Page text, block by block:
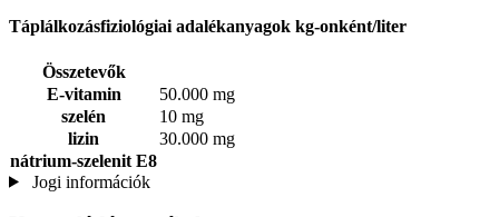
Táplálkozásfiziológiai adalékanyagok kg-onként/liter
Összetevők
E-vitamin
50.000 mg
szelén
10 mg
lizin
30.000 mg
nátrium-szelenit E8
Jogi információk